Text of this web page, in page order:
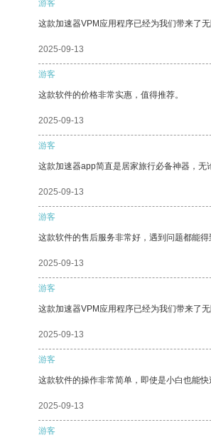
游客
这款加速器VPM应用程序已经为我们带来了无
2025-09-13
游客
这款软件的价格非常实惠，值得推荐。
2025-09-13
游客
这款加速器app简直是居家旅行必备神器，无
2025-09-13
游客
这款软件的售后服务非常好，遇到问题都能得
2025-09-13
游客
这款加速器VPM应用程序已经为我们带来了无
2025-09-13
游客
这款软件的操作非常简单，即使是小白也能快
2025-09-13
游客